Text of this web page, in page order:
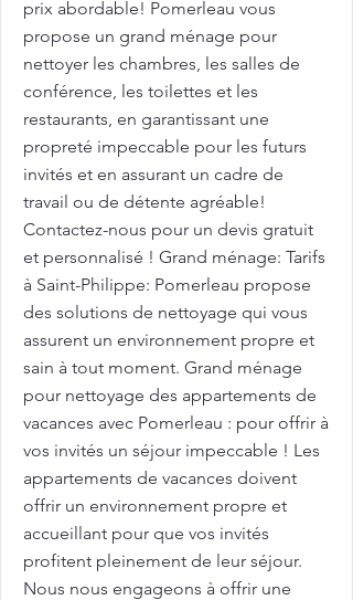
prix abordable! Pomerleau vous
propose un grand ménage pour
nettoyer les chambres, les salles de
conférence, les toilettes et les
restaurants, en garantissant une
propreté impeccable pour les futurs
invités et en assurant un cadre de
travail ou de détente agréable!
Contactez-nous pour un devis gratuit
et personnalisé ! Grand ménage: Tarifs
à Saint-Philippe: Pomerleau propose
des solutions de nettoyage qui vous
assurent un environnement propre et
sain à tout moment. Grand ménage
pour nettoyage des appartements de
vacances avec Pomerleau : pour offrir à
vos invités un séjour impeccable ! Les
appartements de vacances doivent
offrir un environnement propre et
accueillant pour que vos invités
profitent pleinement de leur séjour.
Nous nous engageons à offrir une